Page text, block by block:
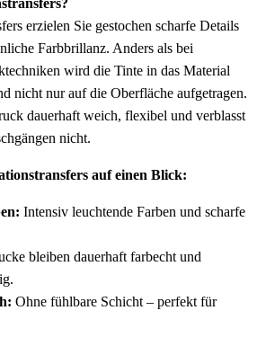
erzielen Sie gestochen scharfe Details
Farbbrillanz. Anders als bei
wird die Tinte in das Material
nicht nur auf die Oberfläche aufgetragen.
dauerhaft weich, flexibel und verblasst
nicht.
auf einen Blick:
Intensiv leuchtende Farben und scharfe
bleiben dauerhaft farbecht und
Ohne fühlbare Schicht – perfekt für